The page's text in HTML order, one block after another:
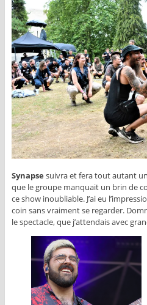
Synapse suivra et fera tout autant
que le groupe manquait un brin de
ce show inoubliable. J’ai eu
coin sans vraiment se regarder.
le spectacle, que j’attendais avec